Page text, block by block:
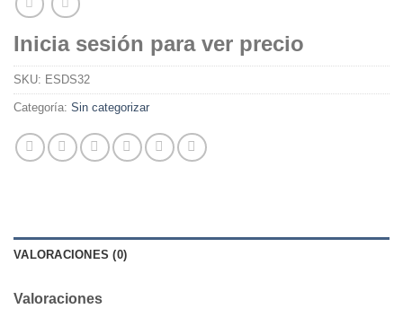
Inicia sesión para ver precio
SKU: ESDS32
Categoría: Sin categorizar
VALORACIONES (0)
Valoraciones